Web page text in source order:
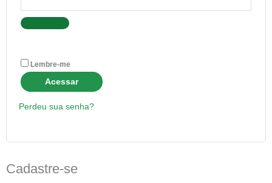
Lembre-me
Acessar
Perdeu sua senha?
Cadastre-se